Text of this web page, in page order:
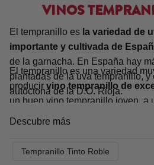
VINOS
El tempranillo es la variedad de
importante y cultivada de
de la garnacha. En España hay
plantadas de la uva tempranillo, y
autóctona de la D.O. Rioja.
El tempranillo es una variedad
producir vino tempranillo de
un buen vino tempranillo joven, a
crianza o reserva. La uva tempranillo está considerada
Descubre más
Tempranillo Tinto Roble